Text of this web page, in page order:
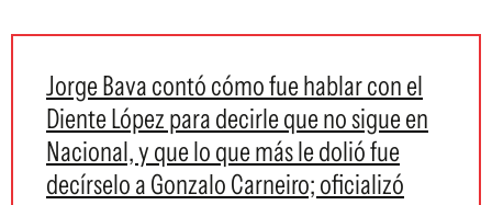
Jorge Bava contó cómo fue hablar con el
Diente López para decirle que no sigue en
Nacional, y que lo que más le dolió fue
decírselo a Gonzalo Carneiro; oficializó